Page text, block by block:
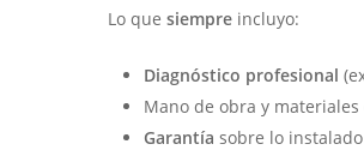
Lo quesiempre incluyo:
Diagnóstico profesional
Mano de obra y materiales
Garantía sobre lo